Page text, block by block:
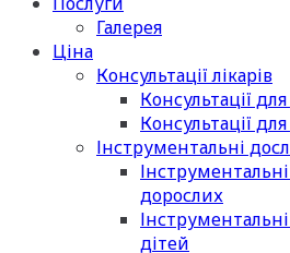
Галерея
Ціна
Консультації лікарів
Консультації
Консультації
Інструментальні
дорослих
дітей